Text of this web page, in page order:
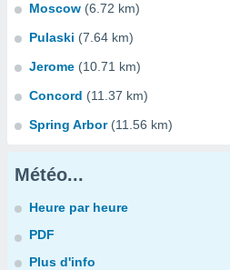
Moscow (6.72 km)
Pulaski (7.64 km)
Jerome (10.71 km)
Concord (11.37 km)
Spring Arbor (11.56 km)
Météo...
Heure par heure
PDF
Plus d'info